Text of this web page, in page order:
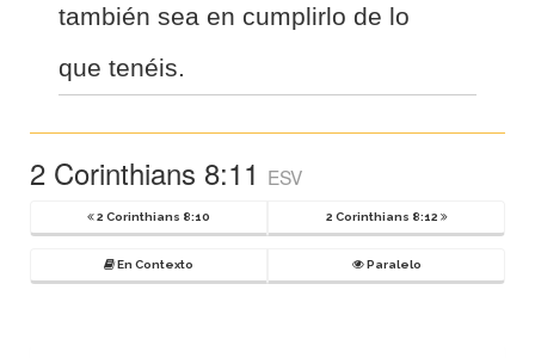
también sea en cumplirlo de lo
que tenéis.
2 Corinthians 8:11 ESV
2 Corinthians 8:10 2 Corinthians 8:12
En Contexto Paralelo